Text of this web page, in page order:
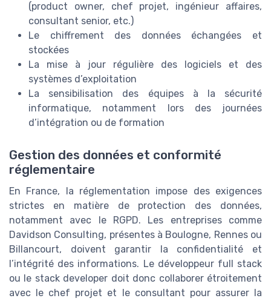
(product owner, chef projet, ingénieur affaires,
consultant senior, etc.)
Le chiffrement des données échangées et
stockées
La mise à jour régulière des logiciels et des
systèmes d’exploitation
La sensibilisation des équipes à la sécurité
informatique, notamment lors des journées
d’intégration ou de formation
Gestion des données et conformité
réglementaire
En France, la réglementation impose des exigences
strictes en matière de protection des données,
notamment avec le RGPD. Les entreprises comme
Davidson Consulting, présentes à Boulogne, Rennes ou
Billancourt, doivent garantir la confidentialité et
l’intégrité des informations. Le développeur full stack
ou le stack developer doit donc collaborer étroitement
avec le chef projet et le consultant pour assurer la